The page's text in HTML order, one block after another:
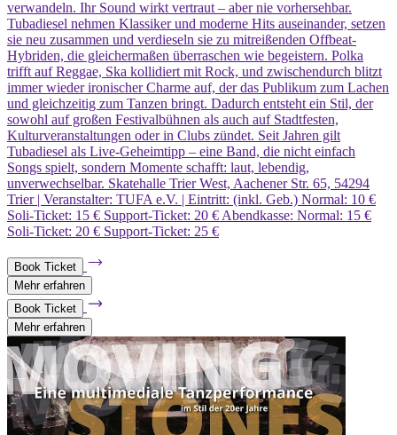
verwandeln. Ihr Sound wirkt vertraut – aber nie vorhersehbar.
Tubadiesel nehmen Klassiker und moderne Hits auseinander, setzen
sie neu zusammen und verdieseln sie zu mitreißenden Offbeat-
Hybriden, die gleichermaßen überraschen wie begeistern. Polka
trifft auf Reggae, Ska kollidiert mit Rock, und zwischendurch blitzt
immer wieder ironischer Charme auf, der das Publikum zum Lachen
und gleichzeitig zum Tanzen bringt. Dadurch entsteht ein Stil, der
sowohl auf großen Festivalbühnen als auch auf Stadtfesten,
Kulturveranstaltungen oder in Clubs zündet. Seit Jahren gilt
Tubadiesel als Live-Geheimtipp – eine Band, die nicht einfach
Songs spielt, sondern Momente schafft: laut, lebendig,
unverwechselbar. Skatehalle Trier West, Aachener Str. 65, 54294
Trier | Veranstalter: TUFA e.V. | Eintritt: (inkl. Geb.) Normal: 10 €
Soli-Ticket: 15 € Support-Ticket: 20 € Abendkasse: Normal: 15 €
Soli-Ticket: 20 € Support-Ticket: 25 €
Book Ticket
Mehr erfahren
Book Ticket
Mehr erfahren